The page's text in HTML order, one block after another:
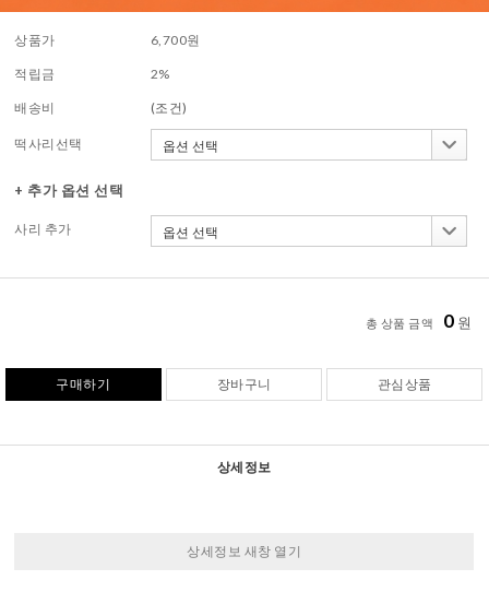
상품가 6,700원
적립금 2%
배송비 (조건)
떡사리선택
+ 추가 옵션 선택
사리 추가
총 상품 금액 0 원
구매하기 장바구니 관심상품
상세정보
상세정보 새창 열기